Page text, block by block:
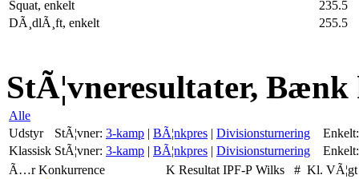
Squat, enkelt
235.5
DÃ¸dlÃ¸ft, enkelt
255.5
StÃ¦vneresultater, Bænk
Alle
Udstyr
StÃ¦vner: 3-kamp | BÃ¦nkpres | Divisionsturnering
Enkelt:
Klassisk StÃ¦vner: 3-kamp | BÃ¦nkpres | Divisionsturnering
Enkelt:
Ã…r Konkurrence K Resultat IPF-P Wilks # Kl. VÃ¦gt